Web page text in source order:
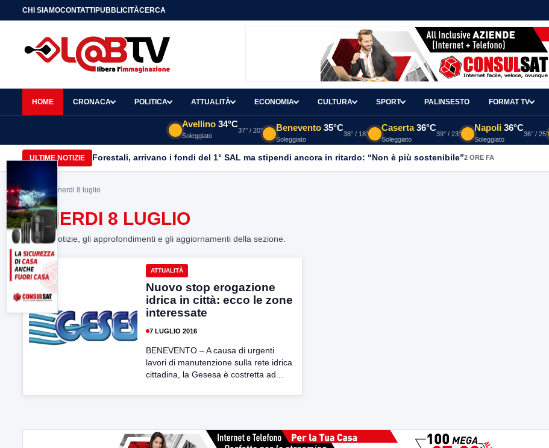
CHI SIAMOCONTATTIPUBBLICITÀCERCA
HOME CRONACA POLITICA ATTUALITÀ ECONOMIA CULTURA SPORT PALINSESTO FORMAT TV
Avellino 34°C
Soleggiato
37° / 20° Benevento 35°C
Soleggiato
38° / 18°
Caserta 36°C
Soleggiato
39° / 23°
Napoli 36°C
Soleggiato
36° / 25°
ULTIME NOTIZIE Forestali, arrivano i fondi del 1° SAL ma stipendi ancora in ritardo: “Non è più sostenibile”2 ORE FA
Home> venerdi 8 luglio
VENERDI 8 LUGLIO
Tutte le notizie, gli approfondimenti e gli aggiornamenti della sezione.
ATTUALITÀ
Nuovo stop erogazione
idrica in città: ecco le zone
interessate
7 LUGLIO 2016
BENEVENTO – A causa di urgenti
lavori di manutenzione sulla rete idrica
cittadina, la Gesesa è costretta ad...